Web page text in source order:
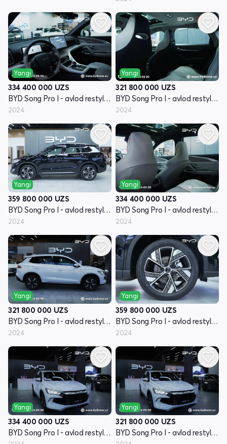
Yangi
334 400 000 UZS
BYD Song Pro I - avlod restyling
2024
Yangi
321 800 000 UZS
BYD Song Pro I - avlod restyling
2024
Yangi
359 800 000 UZS
BYD Song Pro I - avlod restyling
2024
Yangi
334 400 000 UZS
BYD Song Pro I - avlod restyling
2024
Yangi
321 800 000 UZS
BYD Song Pro I - avlod restyling
2024
Yangi
359 800 000 UZS
BYD Song Pro I - avlod restyling
2024
Yangi
334 400 000 UZS
BYD Song Pro I - avlod restyling
Yangi
321 800 000 UZS
BYD Song Pro I - avlod restyling